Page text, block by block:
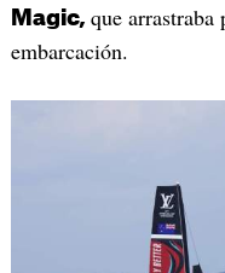
Magic, que arrastraba
embarcación.